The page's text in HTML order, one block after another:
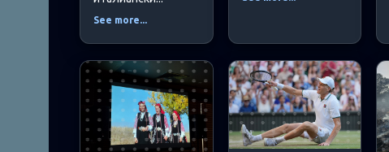
See more...